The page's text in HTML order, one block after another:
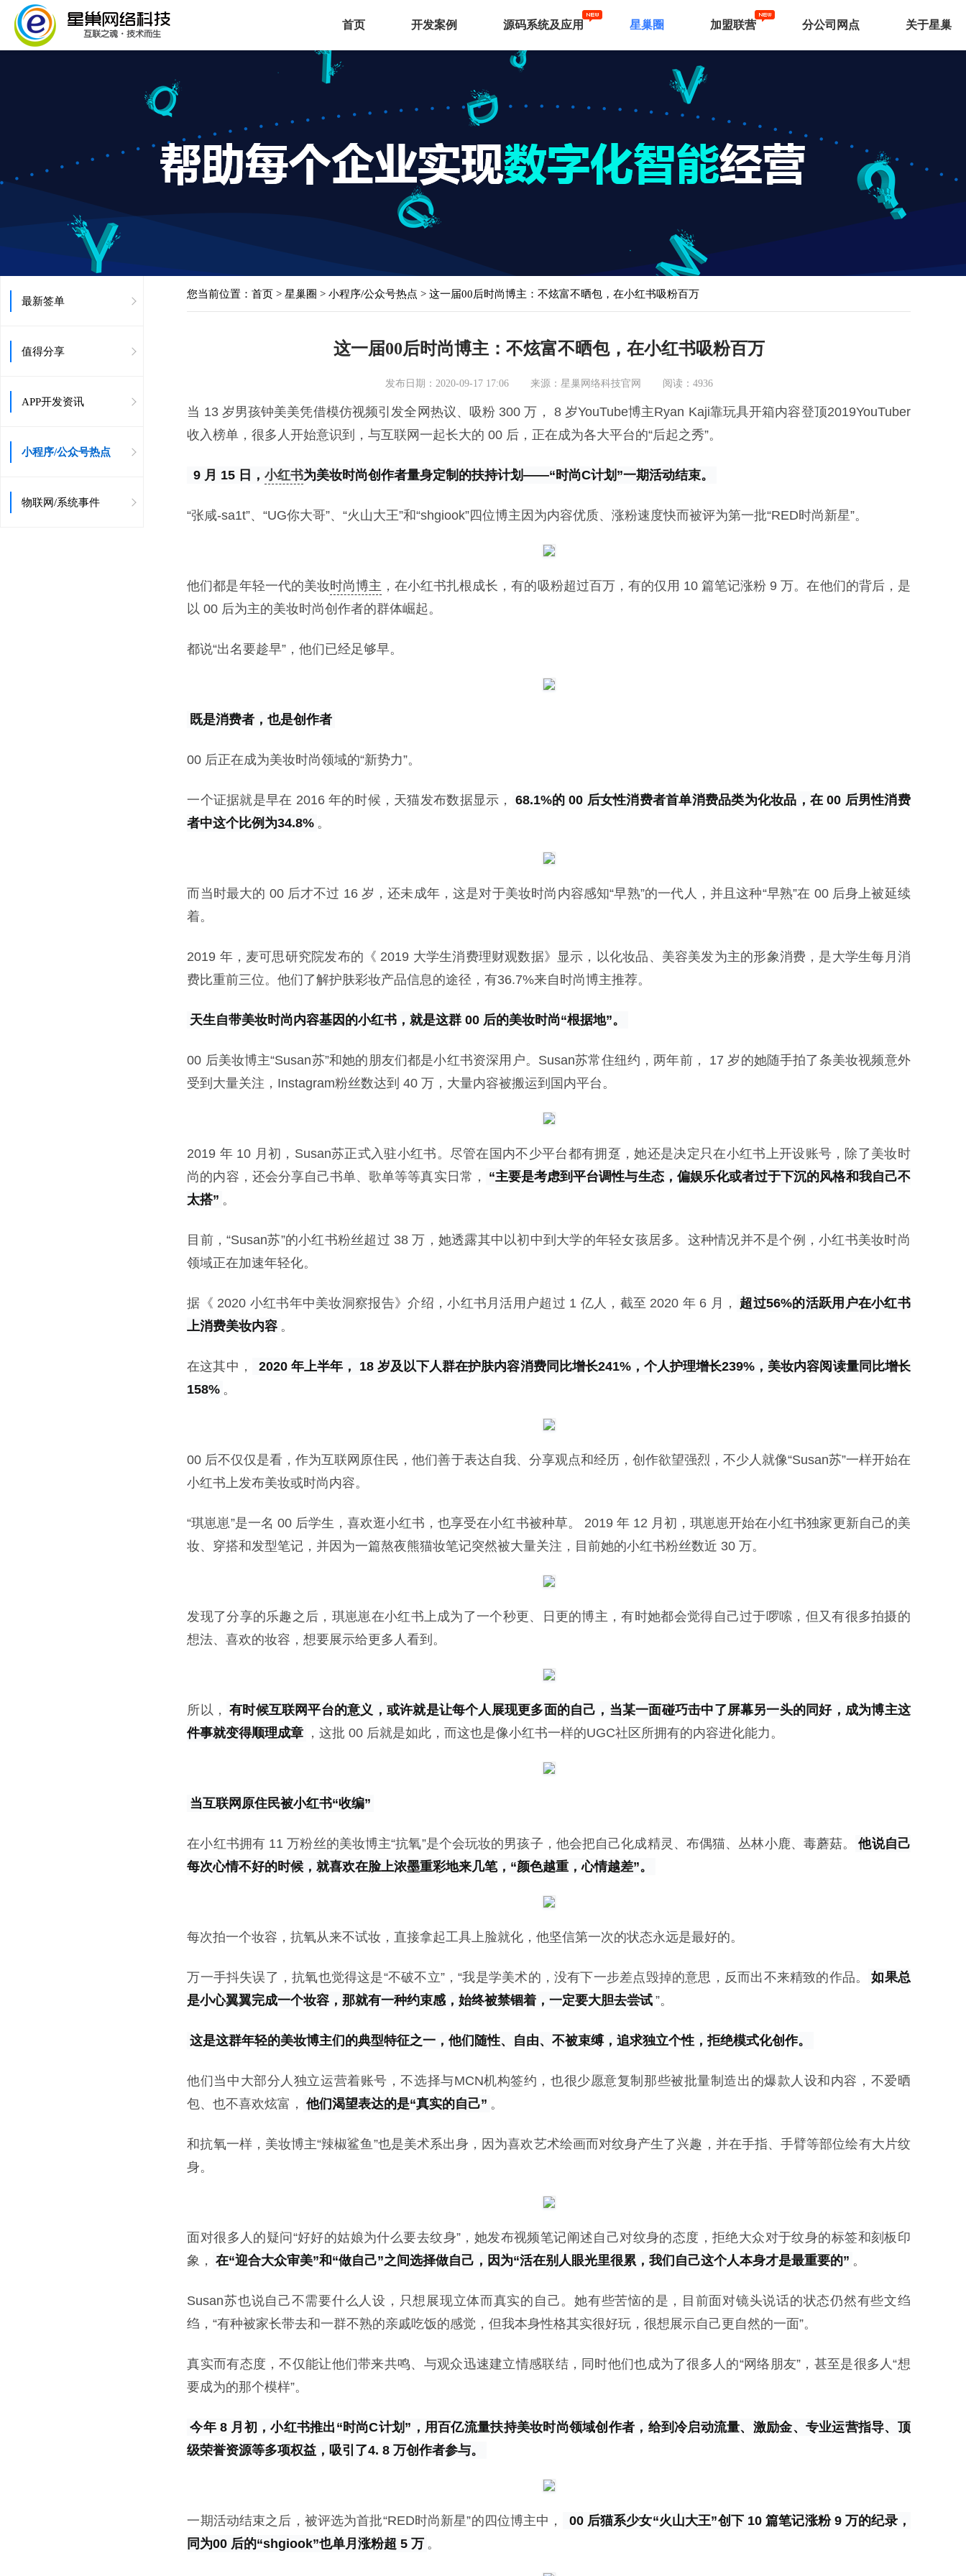
首页 开发案例 源码系统及应用 星巢圈 加盟联营 分公司网点 关于星巢
最新签单
值得分享
APP开发资讯
小程序/公众号热点
物联网/系统事件
您当前位置：首页 >星巢圈 >小程序/公众号热点 > 这一届00后时尚博主：不炫富不晒包，在小红书吸粉百万
这一届00后时尚博主：不炫富不晒包，在小红书吸粉百万
发布日期：2020-09-17 17:06 来源： 星巢网络科技官网 阅读：4936
当 13 岁男孩钟美美凭借模仿视频引发全网热议、吸粉 300 万， 8 岁YouTube博主Ryan Kaji靠玩具开箱内容登顶2019YouTuber
收入榜单，很多人开始意识到，与互联网一起长大的 00 后，正在成为各大平台的“后起之秀”。
9 月 15 日，小红书为美妆时尚创作者量身定制的扶持计划——“时尚C计划”一期活动结束。
“张咸-sa1t”、“UG你大哥”、“火山大王”和“shgiook”四位博主因为内容优质、涨粉速度快而被评为第一批“RED时尚新星”。
他们都是年轻一代的美妆时尚博主 ，在小红书扎根成长，有的吸粉超过百万，有的仅用 10 篇笔记涨粉 9 万。在他们的背后，是
以 00 后为主的美妆时尚创作者的群体崛起。
都说“出名要趁早”，他们已经足够早。
既是消费者，也是创作者
00 后正在成为美妆时尚领域的“新势力”。
一个证据就是早在 2016 年的时候，天猫发布数据显示，
68.1%的 00 后女性消费者首单消费品类为化妆品，在 00 后男性消费
者中这个比例为34.8% 。
而当时最大的 00 后才不过 16 岁，还未成年，这是对于美妆时尚内容感知“早熟”的一代人，并且这种“早熟”在 00 后身上被延续
着。
2019 年，麦可思研究院发布的《 2019 大学生消费理财观数据》显示，以化妆品、美容美发为主的形象消费，是大学生每月消
费比重前三位。他们了解护肤彩妆产品信息的途径，有36.7%来自时尚博主推荐。
天生自带美妆时尚内容基因的小红书，就是这群 00 后的美妆时尚“根据地”。
00 后美妆博主“Susan苏”和她的朋友们都是小红书资深用户。Susan苏常住纽约，两年前， 17 岁的她随手拍了条美妆视频意外
受到大量关注，Instagram粉丝数达到 40 万，大量内容被搬运到国内平台。
2019 年 10 月初，Susan苏正式入驻小红书。尽管在国内不少平台都有拥趸，她还是决定只在小红书上开设账号，除了美妆时
尚的内容，还会分享自己书单、歌单等等真实日常，
“主要是考虑到平台调性与生态，偏娱乐化或者过于下沉的风格和我自己不
太搭” 。
目前，“Susan苏”的小红书粉丝超过 38 万，她透露其中以初中到大学的年轻女孩居多。这种情况并不是个例，小红书美妆时尚
领域正在加速年轻化。
据《 2020 小红书年中美妆洞察报告》介绍，小红书月活用户超过 1 亿人，截至 2020 年 6 月，
超过56%的活跃用户在小红书
上消费美妆内容 。
在这其中，
2020 年上半年， 18 岁及以下人群在护肤内容消费同比增长241%，个人护理增长239%，美妆内容阅读量同比增长
158% 。
00 后不仅仅是看，作为互联网原住民，他们善于表达自我、分享观点和经历，创作欲望强烈，不少人就像“Susan苏”一样开始在
小红书上发布美妆或时尚内容。
“琪崽崽”是一名 00 后学生，喜欢逛小红书，也享受在小红书被种草。 2019 年 12 月初，琪崽崽开始在小红书独家更新自己的美
妆、穿搭和发型笔记，并因为一篇熬夜熊猫妆笔记突然被大量关注，目前她的小红书粉丝数近 30 万。
发现了分享的乐趣之后，琪崽崽在小红书上成为了一个秒更、日更的博主，有时她都会觉得自己过于啰嗦，但又有很多拍摄的
想法、喜欢的妆容，想要展示给更多人看到。
所以，
有时候互联网平台的意义，或许就是让每个人展现更多面的自己，当某一面碰巧击中了屏幕另一头的同好，成为博主这
件事就变得顺理成章 ，这批 00 后就是如此，而这也是像小红书一样的UGC社区所拥有的内容进化能力。
当互联网原住民被小红书“收编”
在小红书拥有 11 万粉丝的美妆博主“抗氧”是个会玩妆的男孩子，他会把自己化成精灵、布偶猫、丛林小鹿、毒蘑菇。
他说自己
每次心情不好的时候，就喜欢在脸上浓墨重彩地来几笔，“颜色越重，心情越差”。
每次拍一个妆容，抗氧从来不试妆，直接拿起工具上脸就化，他坚信第一次的状态永远是最好的。
万一手抖失误了，抗氧也觉得这是“不破不立”，“我是学美术的，没有下一步差点毁掉的意思，反而出不来精致的作品。
如果总
是小心翼翼完成一个妆容，那就有一种约束感，始终被禁锢着，一定要大胆去尝试 ”。
这是这群年轻的美妆博主们的典型特征之一，他们随性、自由、不被束缚，追求独立个性，拒绝模式化创作。
他们当中大部分人独立运营着账号，不选择与MCN机构签约，也很少愿意复制那些被批量制造出的爆款人设和内容，不爱晒
包、也不喜欢炫富，
他们渴望表达的是“真实的自己” 。
和抗氧一样，美妆博主“辣椒鲨鱼”也是美术系出身，因为喜欢艺术绘画而对纹身产生了兴趣，并在手指、手臂等部位绘有大片纹
身。
面对很多人的疑问“好好的姑娘为什么要去纹身”，她发布视频笔记阐述自己对纹身的态度，拒绝大众对于纹身的标签和刻板印
象，
在“迎合大众审美”和“做自己”之间选择做自己，因为“活在别人眼光里很累，我们自己这个人本身才是最重要的” 。
Susan苏也说自己不需要什么人设，只想展现立体而真实的自己。她有些苦恼的是，目前面对镜头说话的状态仍然有些文绉
绉，“有种被家长带去和一群不熟的亲戚吃饭的感觉，但我本身性格其实很好玩，很想展示自己更自然的一面”。
真实而有态度，不仅能让他们带来共鸣、与观众迅速建立情感联结，同时他们也成为了很多人的“网络朋友”，甚至是很多人“想
要成为的那个模样”。
今年 8 月初，小红书推出“时尚C计划”，用百亿流量扶持美妆时尚领域创作者，给到冷启动流量、激励金、专业运营指导、顶
级荣誉资源等多项权益，吸引了4. 8 万创作者参与。
一期活动结束之后，被评选为首批“RED时尚新星”的四位博主中，
00 后猫系少女“火山大王”创下 10 篇笔记涨粉 9 万的纪录，
同为00 后的“shgiook”也单月涨粉超 5 万 。